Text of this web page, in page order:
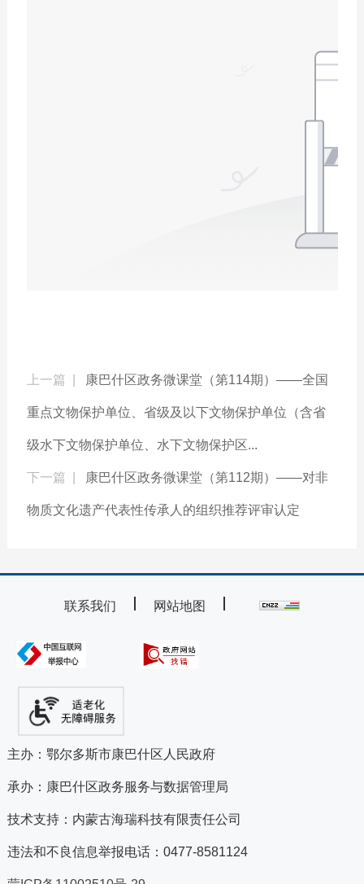
上一篇 | 康巴什区政务微课堂（第114期）——全国
重点文物保护单位、省级及以下文物保护单位（含省
级水下文物保护单位、水下文物保护区...
下一篇 | 康巴什区政务微课堂（第112期）——对非
物质文化遗产代表性传承人的组织推荐评审认定
联系我们 网站地图
主办：鄂尔多斯市康巴什区人民政府
承办：康巴什区政务服务与数据管理局
技术支持：内蒙古海瑞科技有限责任公司
违法和不良信息举报电话：0477-8581124